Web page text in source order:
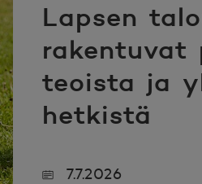
Lapsen
rakentuvat
teoista ja
hetkistä
7.7.2026